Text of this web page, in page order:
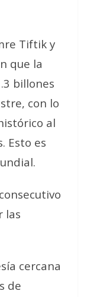
Tiftik y
que la
billones
con lo
al
Esto es
las
cercana
de